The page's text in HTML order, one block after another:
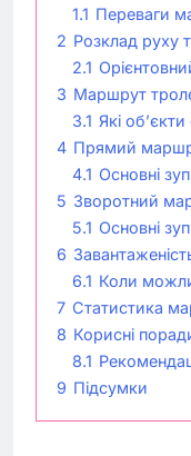
1.1 Переваги
2 Розклад руху
2.1
3 Маршрут
3.1 Які
4 Прямий
4.1 Основні
5 Зворотний
5.1 Основні
6
6.1 Коли
7 Статистика
8 Корисні
8.1
9 Підсумки